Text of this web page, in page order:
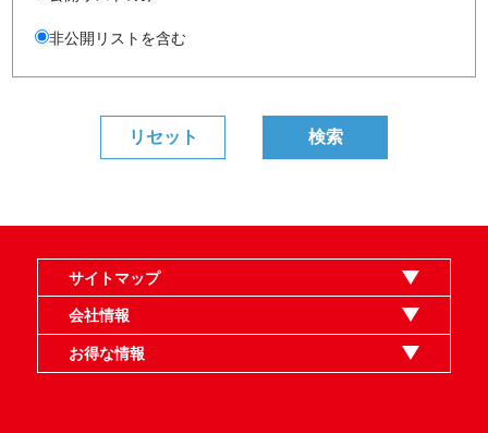
非公開リストを含む
サイトマップ
オンラインショップ
買取
記事
選手一覧
デッキ検索
デッキ構築
イベント・大会
店舗のご案内
お問い合わせ
ヘルプ
FAQ
会社情報
利用規約
スタッフ募集
特定商取引法表示
個人情報保護指針
企業情報
お得な情報